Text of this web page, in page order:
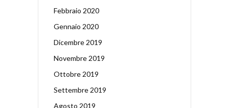
Febbraio 2020
Gennaio 2020
Dicembre 2019
Novembre 2019
Ottobre 2019
Settembre 2019
Agosto 2019